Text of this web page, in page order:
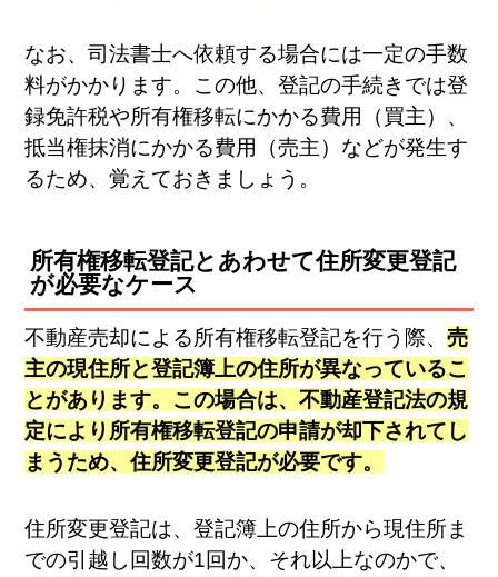
なお、司法書士へ依頼する場合には一定の手数
料がかかります。この他、登記の手続きでは登
録免許税や所有権移転にかかる費用（買主）、
抵当権抹消にかかる費用（売主）などが発生す
るため、覚えておきましょう。
所有権移転登記とあわせて住所変更登記
が必要なケース
不動産売却による所有権移転登記を行う際、売
主の現住所と登記簿上の住所が異なっているこ
とがあります。この場合は、不動産登記法の規
定により所有権移転登記の申請が却下されてし
まうため、住所変更登記が必要です。
住所変更登記は、登記簿上の住所から現住所ま
での引越し回数が1回か、それ以上なのかで、